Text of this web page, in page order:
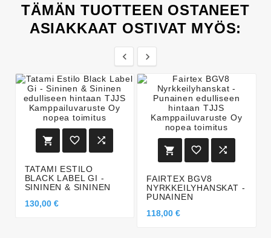
TÄMÄN TUOTTEEN OSTANEET
ASIAKKAAT OSTIVAT MYÖS:
 
  
TATAMI ESTILO
BLACK LABEL GI -
SININEN & SININEN
130,00 €
  
FAIRTEX BGV8
NYRKKEILYHANSKAT -
PUNAINEN
118,00 €